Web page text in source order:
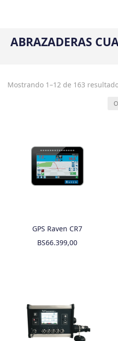
ABRAZADERAS
Mostrando 1–12 de 163
GPS Raven CR7
BS66.399,00